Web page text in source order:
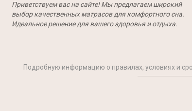
Приветствуем вас на сайте! Мы предлагаем широкий
выбор качественных матрасов для комфортного сна.
Идеальное решение для вашего здоровья и отдыха.
Подробную информацию о правилах, условиях и